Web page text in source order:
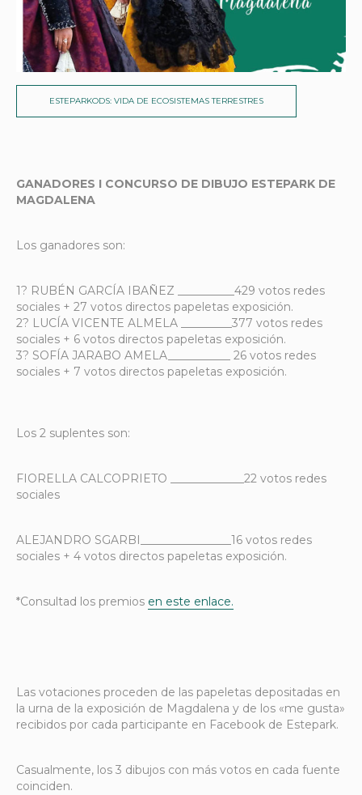
ESTEPARKODS: VIDA DE ECOSISTEMAS TERRESTRES
GANADORES I CONCURSO DE DIBUJO ESTEPARK DE
MAGDALENA
Los ganadores son:
1? RUBÉN GARCÍA IBAÑEZ __________429 votos redes
sociales + 27 votos directos papeletas exposición.
2? LUCÍA VICENTE ALMELA _________377 votos redes
sociales + 6 votos directos papeletas exposición.
3? SOFÍA JARABO AMELA___________ 26 votos redes
sociales + 7 votos directos papeletas exposición.
Los 2 suplentes son:
FIORELLA CALCOPRIETO _____________ 22 votos redes
sociales
ALEJANDRO SGARBI________________16 votos redes
sociales + 4 votos directos papeletas exposición.
*Consultad los premios en este enlace.
Las votaciones proceden de las papeletas depositadas en
la urna de la exposición de Magdalena y de los «me gusta»
recibidos por cada participante en Facebook de Estepark.
Casualmente, los 3 dibujos con más votos en cada fuente
coinciden.